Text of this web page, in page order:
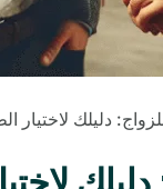
دليلك لاختيار